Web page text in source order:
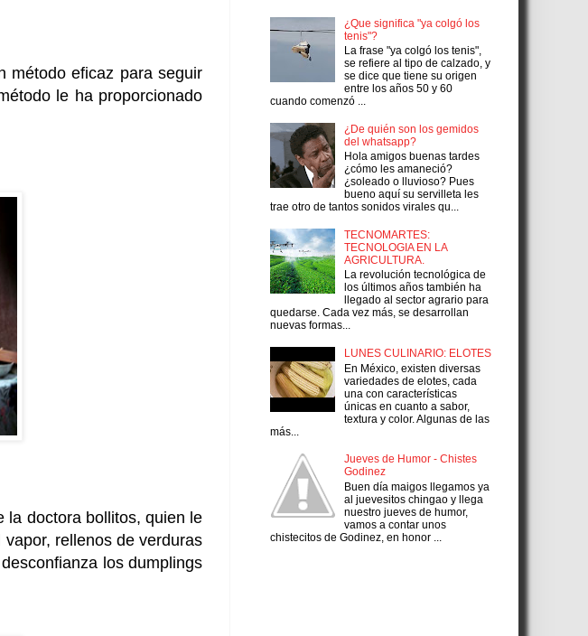
método eficaz para seguir
le ha proporcionado
la doctora bollitos, quien le
rellenos de verduras
los dumplings
¿Que significa "ya colgó los
tenis"?
La frase "ya colgó los tenis",
se refiere al tipo de calzado, y
se dice que tiene su origen
entre los años 50 y 60
cuando comenzó ...
¿De quién son los gemidos
del whatsapp?
Hola amigos buenas tardes
¿cómo les amaneció?
¿soleado o lluvioso? Pues
bueno aquí su servilleta les
trae otro de tantos sonidos virales qu...
TECNOMARTES:
TECNOLOGIA EN LA
AGRICULTURA.
La revolución tecnológica de
los últimos años también ha
llegado al sector agrario para
quedarse. Cada vez más, se desarrollan
nuevas formas...
LUNES CULINARIO: ELOTES
En México, existen diversas
variedades de elotes, cada
una con características
únicas en cuanto a sabor,
textura y color. Algunas de las
más...
Jueves de Humor - Chistes
Godinez
Buen día maigos llegamos ya
al juevesitos chingao y llega
nuestro jueves de humor,
vamos a contar unos
chistecitos de Godinez, en honor ...